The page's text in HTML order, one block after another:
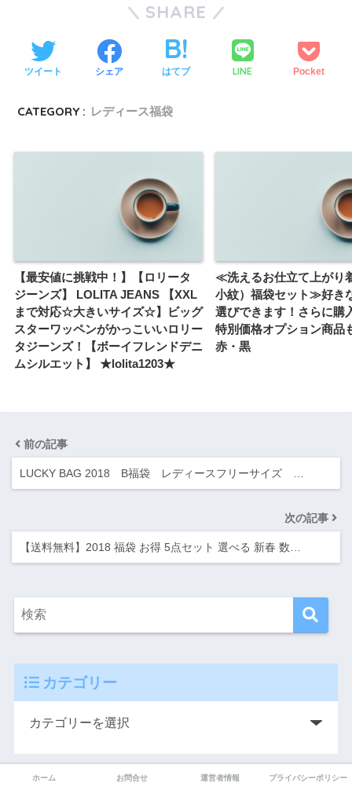
SHARE
ツイート シェア はてブ LINE Pocket
CATEGORY : レディース福袋
【最安値に挑戦中！】【ロリータ
ジーンズ】 LOLITA JEANS 【XXL
まで対応☆大きいサイズ☆】ビッグ
スターワッペンがかっこいいロリー
タジーンズ！【ボーイフレンドデニ
ムシルエット】 ★lolita1203★
≪洗えるお仕立て上がり
小紋）福袋セット≫好き
選びできます！さらに購
特別価格オプション商品
赤・黒
前の記事
LUCKY BAG 2018 B福袋 レディースフリーサイズ …
次の記事
【送料無料】2018 福袋 お得 5点セット 選べる 新春 数…
カテゴリー
ホーム お問合せ 運営者情報 プライバシーポリシー